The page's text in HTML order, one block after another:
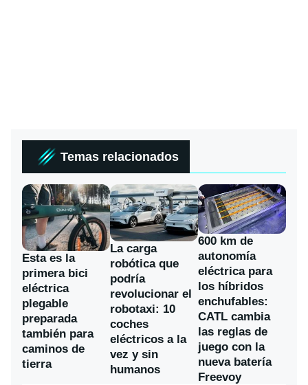
Temas relacionados
Esta es la
primera bici
eléctrica
plegable
preparada
también para
caminos de
tierra
La carga
robótica que
podría
revolucionar el
robotaxi: 10
coches
eléctricos a la
vez y sin
humanos
600 km de
autonomía
eléctrica para
los híbridos
enchufables:
CATL cambia
las reglas de
juego con la
nueva batería
Freevoy